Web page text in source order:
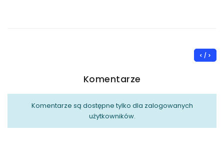
< / >
Komentarze
Komentarze są dostępne tylko dla zalogowanych
użytkowników.